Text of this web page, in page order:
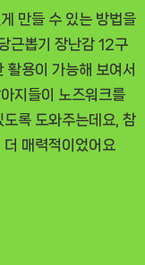
만들 수 있는 방법을
근뽑기 장난감 12구
활용이 가능해 보여서
지들이 노즈워크를
록 도와주는데요, 참
매력적이었어요